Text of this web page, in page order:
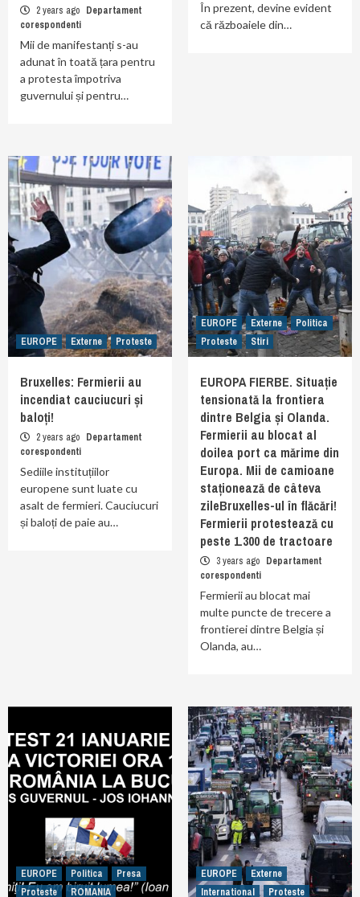
2 years ago Departament
corespondenti
Mii de manifestanți s-au
adunat în toată țara pentru
a protesta împotriva
guvernului și pentru…
În prezent, devine evident
că războaiele din…
EUROPE Externe Proteste
Bruxelles: Fermierii au
incendiat cauciucuri și
baloți!
2 years ago Departament
corespondenti
Sediile instituțiilor
europene sunt luate cu
asalt de fermieri. Cauciucuri
și baloți de paie au…
EUROPE Externe
Politica
Proteste
Stiri
EUROPA FIERBE. Situație
tensionată la frontiera
dintre Belgia și Olanda.
Fermierii au blocat al
doilea port ca mărime din
Europa. Mii de camioane
staționează de câteva
zileBruxelles-ul în flăcări!
Fermierii protestează cu
peste 1.300 de tractoare
3 years ago Departament
corespondenti
Fermierii au blocat mai
multe puncte de trecere a
frontierei dintre Belgia și
Olanda, au…
EUROPE Politica
Presa
Proteste
ROMANIA
EUROPE
Externe
International
Proteste